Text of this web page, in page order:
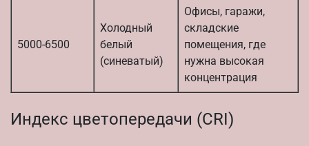
5000-6500
Холодный
белый
(синеватый)
Офисы, гаражи,
складские
помещения, где
нужна высокая
концентрация
Индекс цветопередачи (CRI)